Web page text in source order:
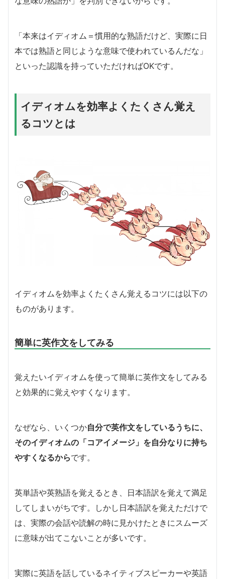
「本来はイディオム＝慣用的な熟語だけど、実際に日
本では熟語と同じような意味で使われているんだな」
といった認識を持っていただければOKです。
イディオムを効率よくたくさん覚え
るコツとは
イディオムを効率よくたくさん覚えるコツには以下の
ものがあります。
簡単に英作文をしてみる
覚えたいイディオムを使って簡単に英作文をしてみる
と効果的に覚えやすくなります。
なぜなら、いくつか自分で英作文をしているうちに、
そのイディオムの「コアイメージ」を自分なりに持ち
やすくなるからです。
英単語や英熟語を覚えるとき、日本語訳を覚えて満足
してしまいがちです。しかし日本語訳を覚えただけで
は、実際の会話や読解の時に見かけたときにスムーズ
に意味が出てこないことが多いです。
実際に英語を話しているネイティブスピーカーや英語